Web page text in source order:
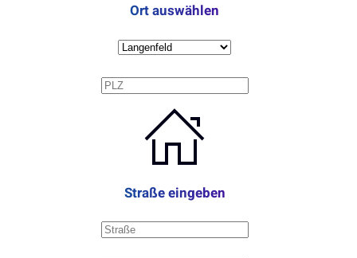
Ort auswählen
Straße eingeben